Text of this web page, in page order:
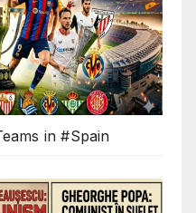
in #Spain